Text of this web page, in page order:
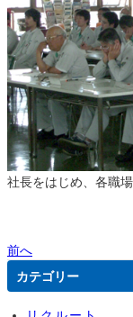
社長をはじめ、各職
前へ
カテゴリー